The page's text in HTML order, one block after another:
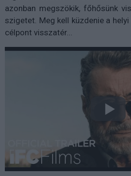
azonban megszökik, főhősünk
szigetet. Meg kell küzdenie a
célpont visszatér...